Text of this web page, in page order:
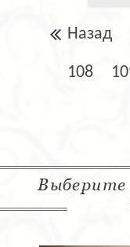
Назад
108